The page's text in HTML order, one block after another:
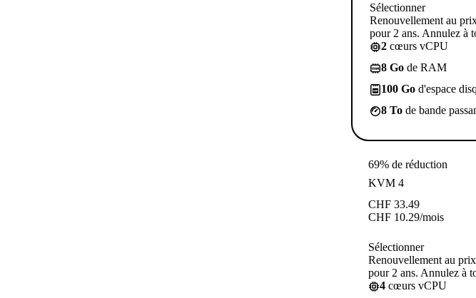
Sélectionner
Renouvellement au
pour 2 ans. Annulez à
2 cœurs vCPU
8 Go de RAM
100 Go d'espace
8 To de bande
69% de réduction
KVM 4
CHF 33.49
CHF 10.29/mois
Sélectionner
Renouvellement au
pour 2 ans. Annulez à
4 cœurs vCPU